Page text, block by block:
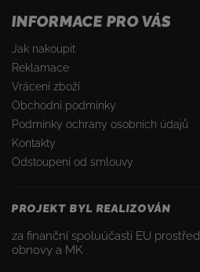
INFORMACE PRO VÁS
Jak nakoupit
Reklamace
Vrácení zboží
Obchodní podmínky
Podmínky ochrany osobních údajů
Kontakty
Odstoupení od smlouvy
PROJEKT BYL REALIZOVÁN
za finanční spoluúčasti EU
obnovy a MK